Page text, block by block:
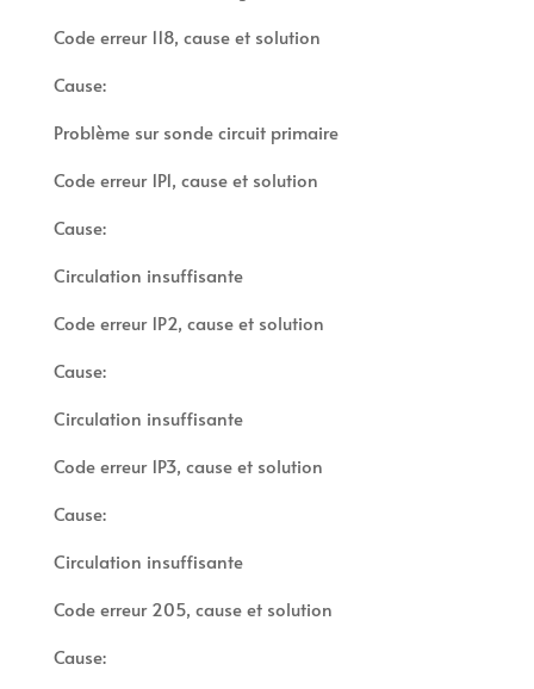
Code erreur 118, cause et solution
Cause:
Problème sur sonde circuit primaire
Code erreur 1P1, cause et solution
Cause:
Circulation insuffisante
Code erreur 1P2, cause et solution
Cause:
Circulation insuffisante
Code erreur 1P3, cause et solution
Cause:
Circulation insuffisante
Code erreur 205, cause et solution
Cause: